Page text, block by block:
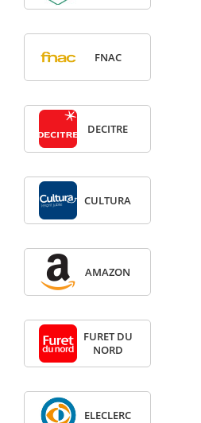
FNAC
DECITRE
CULTURA
AMAZON
FURET DU
NORD
ELECLERC